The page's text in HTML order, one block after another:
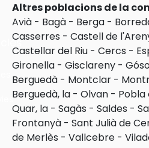
Altres poblacions de la
Avià - Bagà - Berga -
Casserres - Castell de
Castellar del Riu - Cercs -
Gironella - Gisclareny -
Berguedà - Montclar -
Berguedà, la - Olvan - Pobla
Quar, la - Sagàs - Saldes -
Frontanyà - Sant Julià de
de Merlès - Vallcebre -